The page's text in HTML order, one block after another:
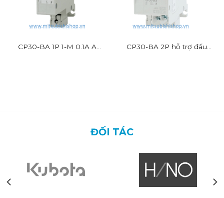
CP30-BA 1P 1-M 0.1A A
CP30-BA 2P hỗ trợ đấu
ĐỐI TÁC